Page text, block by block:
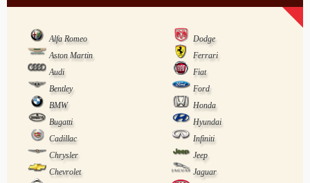
Alfa Romeo
Dodge
Aston Martin
Ferrari
Audi
Fiat
Bentley
Ford
BMW
Honda
Bugatti
Hyundai
Cadillac
Infiniti
Chrysler
Jeep
Chevrolet
Jaguar